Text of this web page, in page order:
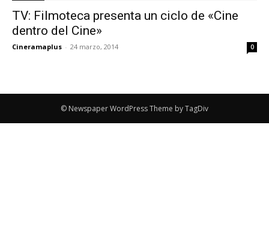
TV: Filmoteca presenta un ciclo de «Cine
dentro del Cine»
Cineramaplus - 24 marzo, 2014 0
© Newspaper WordPress Theme by TagDiv